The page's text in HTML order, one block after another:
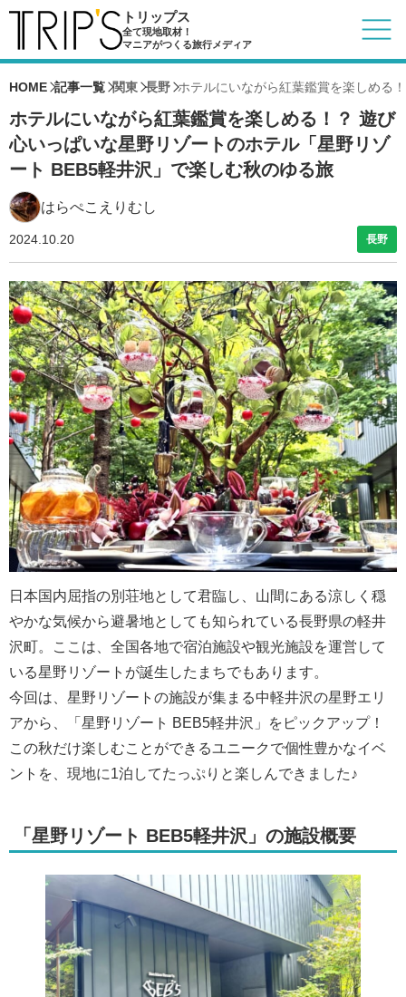
トリップス
全て現地取材！
マニアがつくる旅行メディア
HOME 記事一覧 関東 長野 ホテルにいながら紅葉鑑賞を楽しめる
ホテルにいながら紅葉鑑賞を楽しめる！？ 遊び
心いっぱいな星野リゾートのホテル「星野リゾ
ート BEB5軽井沢」で楽しむ秋のゆる旅
はらぺこえりむし
長野
2024.10.20
日本国内屈指の別荘地として君臨し、山間にある涼しく穏
やかな気候から避暑地としても知られている長野県の軽井
沢町。ここは、全国各地で宿泊施設や観光施設を運営して
いる星野リゾートが誕生したまちでもあります。
今回は、星野リゾートの施設が集まる中軽井沢の星野エリ
アから、「星野リゾート BEB5軽井沢」をピックアップ！
この秋だけ楽しむことができるユニークで個性豊かなイベ
ントを、現地に1泊してたっぷりと楽しんできました♪
「星野リゾート BEB5軽井沢」の施設概要